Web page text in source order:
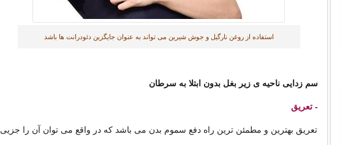
استفاده از روغن نارگیل و جوش شیرین می تواند به عنوان جایگزین دئودرانت ها باشد
سم زداییناحیه ی زیر بغلبدون ابتلا به سرطان
- تعریق
تعریق بهترین و مطمئن ترین راه دفع سموم بدن می باشد که در واقع می توان آن را جزیی